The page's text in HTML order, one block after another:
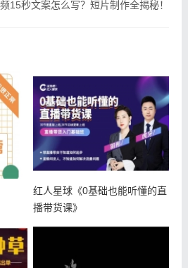
15秒文案怎么写？短片制作全揭秘！
红人星球《0基础也能听懂的直
播带货课》